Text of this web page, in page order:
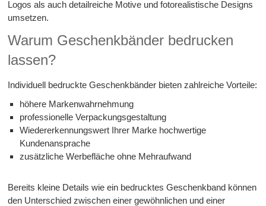
Logos als auch detailreiche Motive und fotorealistische Designs
umsetzen.
Warum Geschenkbänder bedrucken
lassen?
Individuell bedruckte Geschenkbänder bieten zahlreiche Vorteile:
höhere Markenwahrnehmung
professionelle Verpackungsgestaltung
Wiedererkennungswert Ihrer Marke hochwertige
Kundenansprache
zusätzliche Werbefläche ohne Mehraufwand
Bereits kleine Details wie ein bedrucktes Geschenkband können
den Unterschied zwischen einer gewöhnlichen und einer